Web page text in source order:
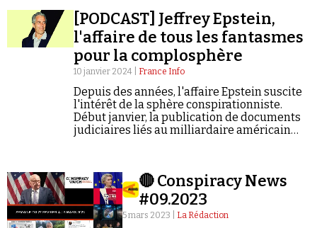
Faire un don
Demander à Vera
[PODCAST] Jeffrey Epstein,
l'affaire de tous les fantasmes
pour la complosphère
10 janvier 2024 | France Info
Depuis des années, l'affaire Epstein suscite
l'intérêt de la sphère conspirationniste.
Début janvier, la publication de documents
judiciaires liés au milliardaire américain
🔴 Conspiracy News
#09.2023
5 mars 2023 | La Rédaction